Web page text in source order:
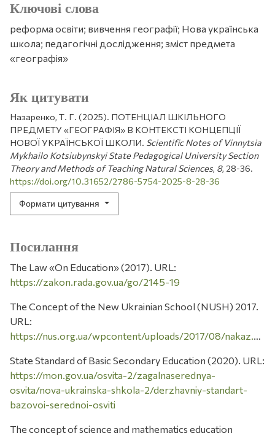
Ключові слова
реформа освіти; вивчення географії; Нова українська
школа; педагогічні дослідження; зміст предмета
«географія»
Як цитувати
Назаренко, Т. Г. (2025). ПОТЕНЦІАЛ ШКІЛЬНОГО
ПРЕДМЕТУ «ГЕОГРАФІЯ» В КОНТЕКСТІ КОНЦЕПЦІЇ
НОВОЇ УКРАЇНСЬКОЇ ШКОЛИ. Scientific Notes of Vinnytsia
Mykhailo Kotsiubynskyi State Pedagogical University Section
Theory and Methods of Teaching Natural Sciences, 8, 28-36.
https://doi.org/10.31652/2786-5754-2025-8-28-36
Формати цитування
Посилання
The Law «On Education» (2017). URL:
https://zakon.rada.gov.ua/go/2145-19
The Concept of the New Ukrainian School (NUSH) 2017.
URL:
https://nus.org.ua/wpcontent/uploads/2017/08/nakaz.pdf
State Standard of Basic Secondary Education (2020). URL:
https://mon.gov.ua/osvita-2/zagalnaserednya-
osvita/nova-ukrainska-shkola-2/derzhavniy-standart-
bazovoi-serednoi-osviti
The concept of science and mathematics education